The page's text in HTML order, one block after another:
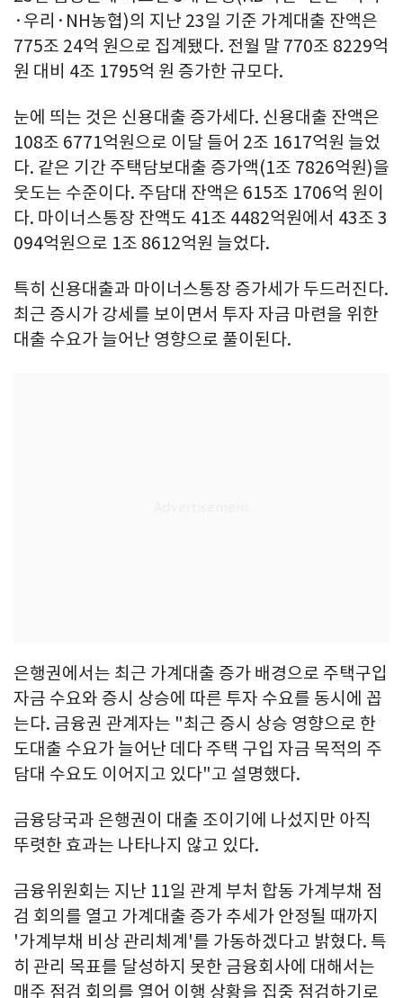
·우리·NH농협)의 지난 23일 기준 가계대출 잔액은
775조 24억 원으로 집계됐다. 전월 말 770조 8229억
원 대비 4조 1795억 원 증가한 규모다.
눈에 띄는 것은 신용대출 증가세다. 신용대출 잔액은
108조 6771억원으로 이달 들어 2조 1617억원 늘었
다. 같은 기간 주택담보대출 증가액(1조 7826억원)을
웃도는 수준이다. 주담대 잔액은 615조 1706억 원이
다. 마이너스통장 잔액도 41조 4482억원에서 43조 3
094억원으로 1조 8612억원 늘었다.
특히 신용대출과 마이너스통장 증가세가 두드러진다.
최근 증시가 강세를 보이면서 투자 자금 마련을 위한
대출 수요가 늘어난 영향으로 풀이된다.
은행권에서는 최근 가계대출 증가 배경으로 주택구입
자금 수요와 증시 상승에 따른 투자 수요를 동시에 꼽
는다. 금융권 관계자는 "최근 증시 상승 영향으로 한
도대출 수요가 늘어난 데다 주택 구입 자금 목적의 주
담대 수요도 이어지고 있다"고 설명했다.
금융당국과 은행권이 대출 조이기에 나섰지만 아직
뚜렷한 효과는 나타나지 않고 있다.
금융위원회는 지난 11일 관계 부처 합동 가계부채 점
검 회의를 열고 가계대출 증가 추세가 안정될 때까지
'가계부채 비상 관리체계'를 가동하겠다고 밝혔다. 특
히 관리 목표를 달성하지 못한 금융회사에 대해서는
매주 점검 회의를 열어 이행 상황을 집중 점검하기로